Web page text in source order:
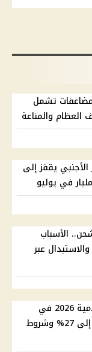
7 أعراض ومضاعفات تشمل
العظام والمناعة
يقفز إلى
الأسباب
عبر
أفضل شهادات الادخار الإسلامية 2026 في
البنوك المصرية.. عوائد تصل إلى 27% وشروط